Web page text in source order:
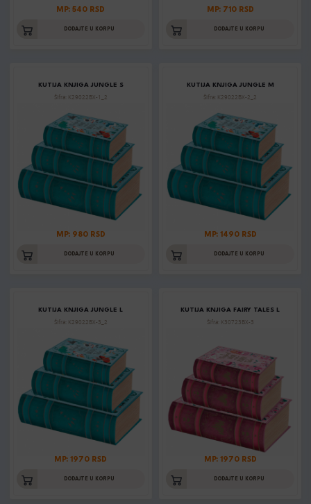
MP: 540 RSD
DODAJTE U KORPU
MP: 710 RSD
DODAJTE U KORPU
KUTIJA KNJIGA JUNGLE S
Šifra: K29022BX-1_2
MP: 980 RSD
DODAJTE U KORPU
KUTIJA KNJIGA JUNGLE M
Šifra: K29022BX-2_2
MP: 1490 RSD
DODAJTE U KORPU
KUTIJA KNJIGA JUNGLE L
Šifra: K29022BX-3_2
MP: 1970 RSD
DODAJTE U KORPU
KUTIJA KNJIGA FAIRY TALES L
Šifra: K30723BX-3
MP: 1970 RSD
DODAJTE U KORPU